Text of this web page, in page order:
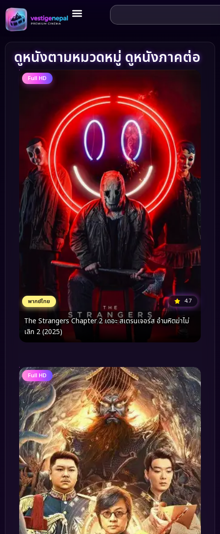
ดูหนังตามหมวดหมู่ ดูหนังภาคต่อ
Full HD
พากย์ไทย 4.7
The Strangers Chapter 2 เดอะ สเตรนเจอร์ส อำมหิตฆ่าไม่
เลิก 2 (2025)
Full HD